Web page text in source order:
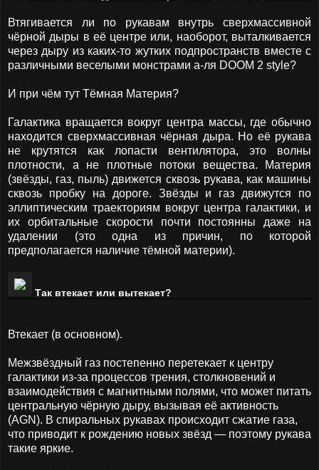
Втягивается ли по рукавам внутрь сверхмассивной
чёрной дыры в её центре или, наоборот, выталкивается
через дыру из каких-то жутких подпространств вместе с
различными веселыми монстрами а-ля DOOM 2 style?
И при чём тут Тёмная Материя?
Галактика вращается вокруг центра массы, где обычно
находится сверхмассивная чёрная дыра. Но её рукава
не крутятся как лопасти вентилятора, это волны
плотности, а не плотные потоки вещества. Материя
(звёзды, газ, пыль) движется сквозь рукава, как машины
сквозь пробку на дороге. Звёзды и газ движутся по
эллиптическим траекториям вокруг центра галактики, и
их орбитальные скорости почти постоянны даже на
удалении (это одна из причин, по которой
предполагается наличие тёмной материи).
Так втекает или вытекает?
Втекает (в основном).
Межзвёздный газ постепенно перетекает к центру
галактики из-за процессов трения, столкновений и
взаимодействия с магнитными полями, что может питать
центральную чёрную дыру, вызывая её активность
(AGN). В спиральных рукавах происходит сжатие газа,
что приводит к рождению новых звёзд — поэтому рукава
такие яркие.